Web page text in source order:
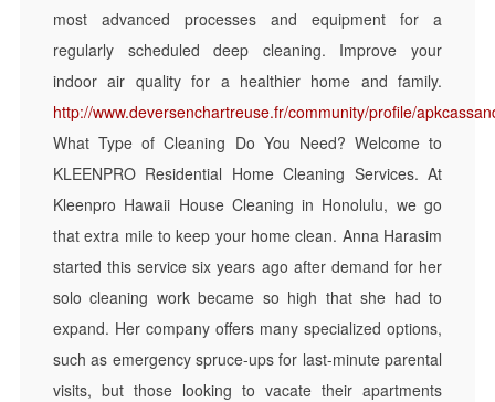
most advanced processes and equipment for a
regularly scheduled deep cleaning. Improve your
indoor air quality for a healthier home and family.
http://www.deversenchartreuse.fr/community/profile/
What Type of Cleaning Do You Need? Welcome to
KLEENPRO Residential Home Cleaning Services. At
Kleenpro Hawaii House Cleaning in Honolulu, we go
that extra mile to keep your home clean. Anna Harasim
started this service six years ago after demand for her
solo cleaning work became so high that she had to
expand. Her company offers many specialized options,
such as emergency spruce-ups for last-minute parental
visits, but those looking to vacate their apartments